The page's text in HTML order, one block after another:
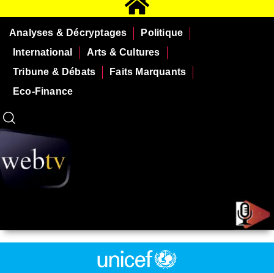
Analyses & Décryptages
Politique
International
Arts & Cultures
Tribune & Débats
Faits Marquants
Eco-Finance